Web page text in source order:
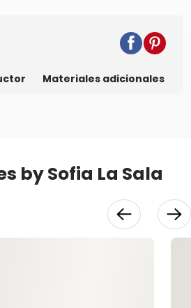
Materiales adicionales
by Sofia La Sala